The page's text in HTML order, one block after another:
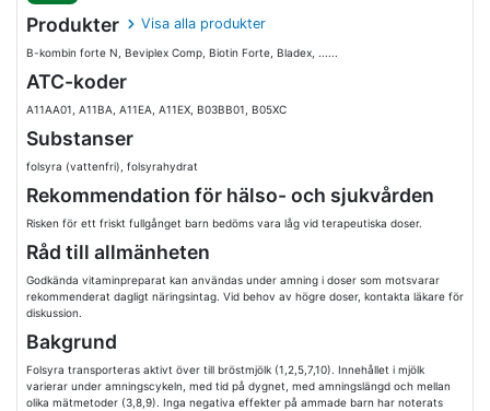
Produkter Visa alla produkter
B-kombin forte N, Beviplex Comp, Biotin Forte, Bladex, ......
ATC-koder
A11AA01, A11BA, A11EA, A11EX, B03BB01, B05XC
Substanser
folsyra (vattenfri), folsyrahydrat
Rekommendation för hälso- och sjukvården
Risken för ett friskt fullgånget barn bedöms vara låg vid terapeutiska doser.
Råd till allmänheten
Godkända vitaminpreparat kan användas under amning i doser som motsvarar
rekommenderat dagligt näringsintag. Vid behov av högre doser, kontakta läkare för
diskussion.
Bakgrund
Folsyra transporteras aktivt över till bröstmjölk (1,2,5,7,10). Innehållet i mjölk
varierar under amningscykeln, med tid på dygnet, med amningslängd och mellan
olika mätmetoder (3,8,9). Inga negativa effekter på ammade barn har noterats